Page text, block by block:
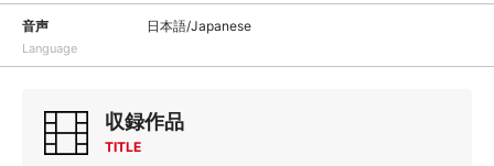
音声
Language
日本語/Japanese
収録作品
TITLE